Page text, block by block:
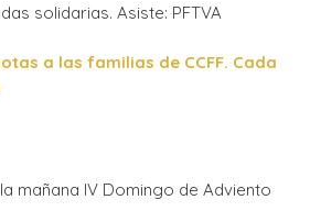
solidarias. Asiste: PFTVA
a las familias de CCFF. Cada
mañana IV Domingo de Adviento